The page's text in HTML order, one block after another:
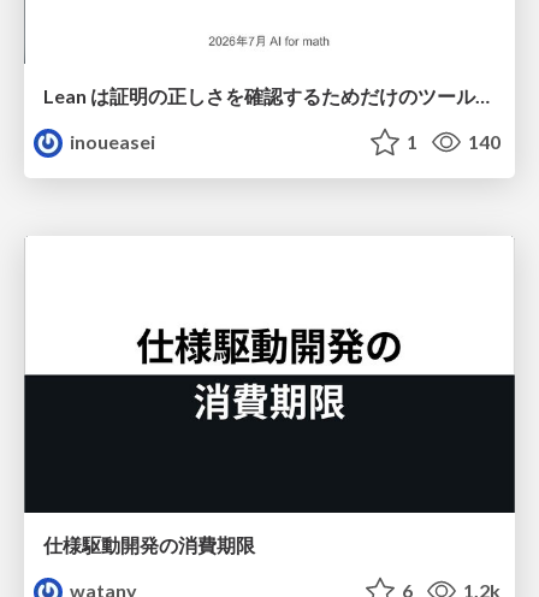
Lean は証明の正しさを確認するためだけのツールって思ってませんか？
inoueasei
1 140
仕様駆動開発の消費期限
watany
6 1.2k